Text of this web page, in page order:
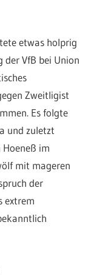
etwas holprig
der VfB bei Union
Zweitligist
Es folgte
und zuletzt
im
mit mageren
der
extrem